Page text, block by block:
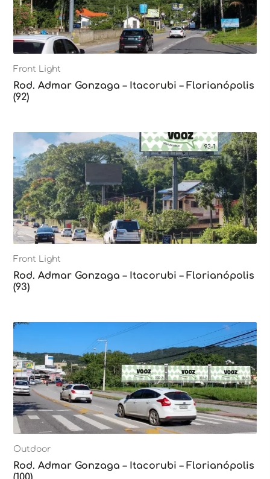
Front Light
Rod. Admar Gonzaga – Itacorubi – Florianópolis
(92)
Front Light
Rod. Admar Gonzaga – Itacorubi – Florianópolis
(93)
Outdoor
Rod. Admar Gonzaga – Itacorubi – Florianópolis